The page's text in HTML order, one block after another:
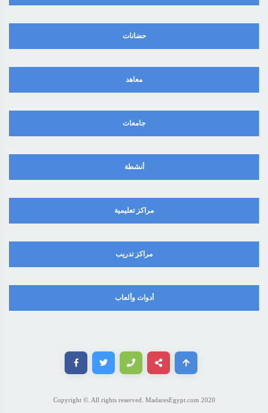
حضانات
معاهد
جامعات
أنشطة
مراكز تعليمية
مراكز تدريب
أدوات وألعاب
Copyright ©. All rights reserved. MadaresEgypt.com 2020